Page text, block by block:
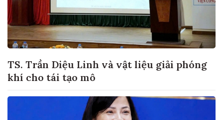
TS. Trần Diệu Linh và vật liệu giải phóng
khí cho tái tạo mô